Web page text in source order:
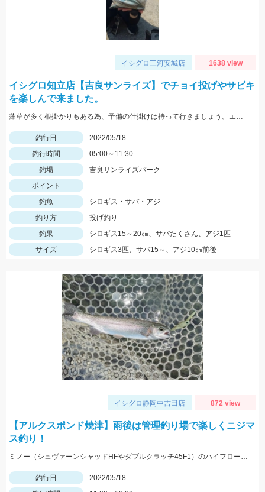
イシグロ三河安城店 1638 view
イシグロ知立店【吉良サンライズ】でチョイ投げやサビキ
を楽しんで来ました。
藻草が多く根掛かりもある為、予備の仕掛けは持って行きましょう。エサは石ゴカイを使用しました。
釣行日
2022/05/18
釣行時間
05:00～11:30
釣場
吉良サンライズパーク
ポイント
釣魚
シロギス・サバ・アジ
釣り方
投げ釣り
釣果
シロギス15～20㎝、サバたくさん、アジ1匹
サイズ
シロギス3匹、サバ15～、アジ10㎝前後
イシグロ静岡中吉田店 872 view
【アルクスポンド焼津】雨後は管理釣り場で楽しくニジマ
ス釣り！
ミノー（シュヴァーンシャッドHFやダブルクラッチ45F1）のハイフロート釣法に好反応でした！
釣行日
2022/05/18